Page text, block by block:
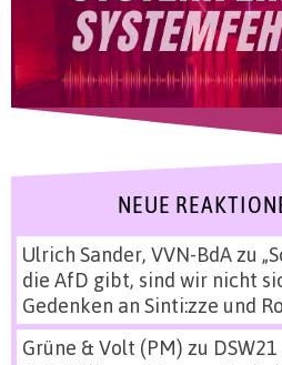
NEUE
Ulrich Sander, VVN-BdAzu
die AfD gibt, sind wir nicht
Gedenken an Sinti:zze und
Grüne & Volt (PM) zu